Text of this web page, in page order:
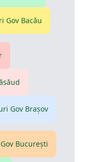
Gov Bacău
Gov Braşov
Bucureşti